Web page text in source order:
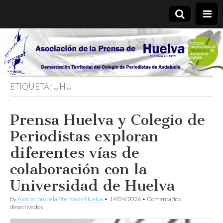
Asociación
de la
Prensa de
Huelva
ETIQUETA: UHU
Prensa Huelva y Colegio de
Periodistas exploran
diferentes vías de
colaboración con la
Universidad de Huelva
byAsociacion de la Prensa de Huelva • 14/04/2026 • Comentarios
desactivadosen